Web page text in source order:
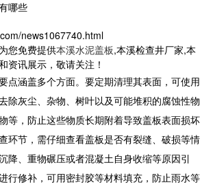
哪些
news1067740.html
您免费提供本溪水泥盖板,本溪检查井厂家,本
资讯展示，敬请关注！
点涵盖多个方面。要定期清理其表面，可使用
除灰尘、杂物、树叶以及可能堆积的腐蚀性物
等，防止这些物质长期附着导致盖板表面损坏
环节，需仔细查看盖板是否有裂缝、破损等情
降、重物碾压或者混凝土自身收缩等原因引
行修补，可用密封胶等材料填充，防止雨水等